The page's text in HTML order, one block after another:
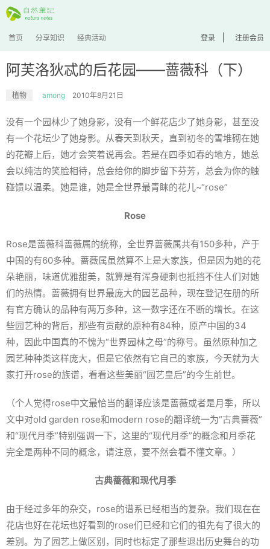
首页 分享知识 经典活动 登录 注册会员
阿芙洛狄忒的后花园——蔷薇科（下）
植物 among 2010年8月21日
没有一个园林少了她身影，没有一个鲜花店少了她身影，甚至没
有一个花坛少了她身影。从春天到秋天，直到初冬的雪堆砌在她
的花瓣上后，她才会笑着说再会。若是在四季如春的地方，她总
会以纯洁的笑脸相待，总会给你的脚步留下芬芳，总会为你的触
碰馈以温柔。她是谁，她是全世界最青睐的花儿~“rose”
Rose
Rose是蔷薇科蔷薇属的统称，全世界蔷薇属共有150多种，产于
中国的有60多种。蔷薇属虽然算不上是大家族，但是因为她的花
朵艳丽，味道优雅甜美，就算是有浑身硬刺也抵挡不住人们对她
们的热情。蔷薇拥有世界最庞大的园艺品种，现在登记在册的所
有官方确认的品种有两万多种，这一数字还在不断的增长。在这
些园艺种的背后，那些有贡献的原种有84种，原产中国的34
种，因此中国真的不愧为“世界园林之母”的称号。虽然原种加之
园艺种种类这样庞大，但是它依然有它自己的家族，今天就为大
家打开rose的族谱，看看这些美丽“园艺皇后”的今生前世。
（个人觉得rose中文最恰当的翻译应该是蔷薇或者是月季，所以
文中对old garden rose和modern rose的翻译统一为“古典蔷薇”
和“现代月季”特别强调一下，这里的“现代月季”的概念和月季花
完全是两种不同的概念，请注意，要不然会看不懂文章。）
古典蔷薇和现代月季
由于经过多年的杂交，rose的谱系已经相当的复杂。我们现在在
花店也好在花坛也好看到的rose们已经和它们的祖先有了很大的
差别。为了园艺上做区别，同时也标定了那些退出历史舞台的功